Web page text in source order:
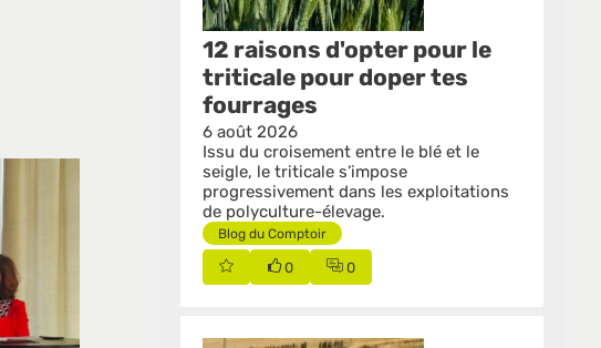
12 raisons d'opter pour le
triticale pour doper tes
fourrages
6 août 2026
Issu du croisement entre le blé et le
seigle, le triticale s’impose
progressivement dans les exploitations
Blog du Comptoir
0 0